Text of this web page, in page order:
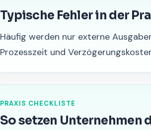
Typische Fehler in der
Häufig werden nur externe
Prozesszeit und
PRAXIS CHECKLISTE
So setzen Unternehmen